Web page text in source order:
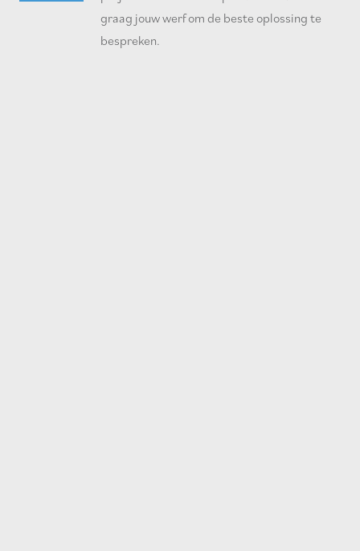
graag jouw werf om de beste oplossing te
bespreken.